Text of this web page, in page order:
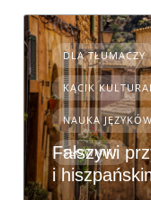
DLA TŁUMACZY
KĄCIK
NAUKA
SŁOWNIKI
Fałszywi
i